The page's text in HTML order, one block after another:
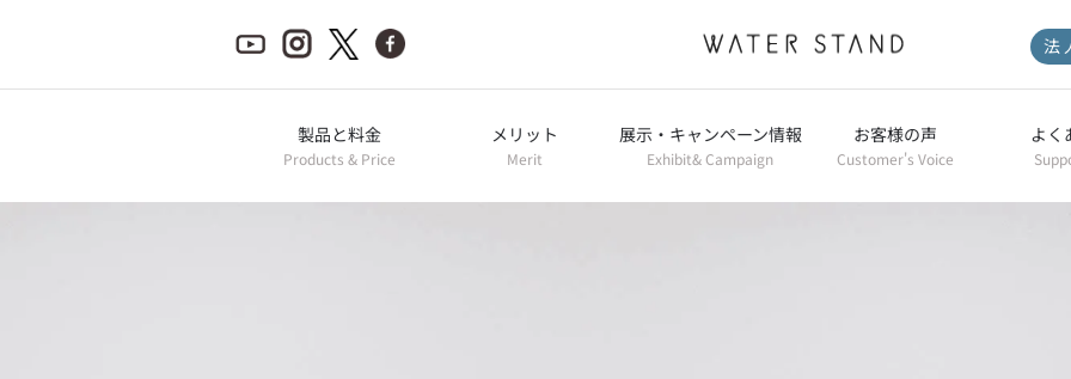
展示・キャンペーン情報 Exhibit& Campaign
ショールーム ShowRoom
法
製品と料金
Products & Price
メリット
Merit
展示・キャンペーン情報
Exhibit& Campaign
お客様の声
Customer's Voice
よく